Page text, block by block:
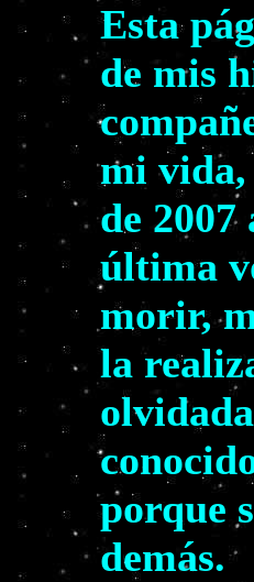
Esta
de mis
mi vida,
de
última
morir,
la
porque
demás.